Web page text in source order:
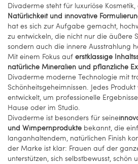
Divaderme steht für luxuriöse Kosmetik,
Natürlichkeit und innovative
hat es sich zur Aufgabe gemacht,
zu entwickeln, die nicht nur die äußere
sondern auch die innere Ausstrahlung
Mit einem Fokus auf erstklassige
natürliche Mineralien und pflanzliche
Divaderme moderne Technologie mit
Schönheitsgeheimnissen. Jedes
entwickelt, um professionelle
Hause oder im Studio.
Divaderme ist besonders für seine
und Wimpernprodukte bekannt, die
langanhaltendem, natürlichen Finish
der Marke ist klar: Frauen auf der
unterstützen, sich selbstbewusst,